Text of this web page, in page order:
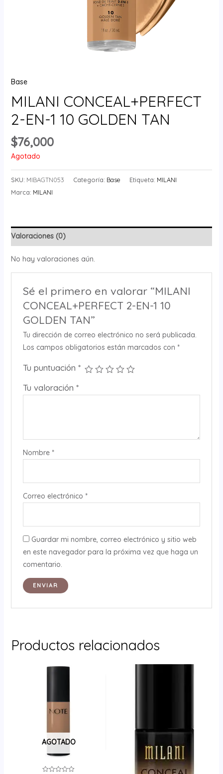
Base
MILANI CONCEAL+PERFECT
2-EN-1 10 GOLDEN TAN
$76,000
Agotado
SKU: MIBAGTN053 Categoría: Base Etiqueta: MILANI
Marca: MILANI
Valoraciones (0)
No hay valoraciones aún.
Sé el primero en valorar “MILANI
CONCEAL+PERFECT 2-EN-1 10
GOLDEN TAN”
Tu dirección de correo electrónico no será publicada.
Los campos obligatorios están marcados con *
Tu puntuación *
Tu valoración *
Nombre *
Correo electrónico *
Guardar mi nombre, correo electrónico y sitio web
en este navegador para la próxima vez que haga un
comentario.
Productos relacionados
AGOTADO